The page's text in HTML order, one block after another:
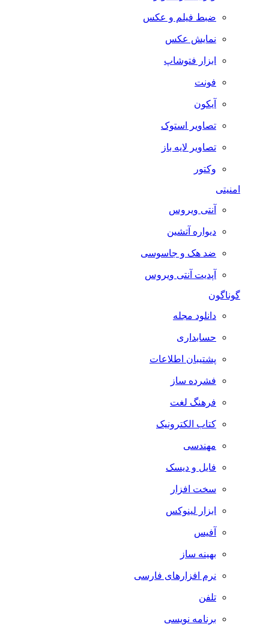
ضبط فيلم و عكس
نمایش عکس
ابزار فتوشاپ
فونت
آیکون
تصاویر استوک
تصاویر لایه باز
وکتور
امنیتی
آنتی ویروس
دیواره آتشین
ضد هک و جاسوسی
آپدیت آنتی ویروس
گوناگون
دانلود مجله
حسابداری
پشتیبان اطلاعات
فشرده ساز
فرهنگ لغت
کتاب الکترونیک
مهندسی
فایل و دیسک
سخت افزار
ابزار لینوکس
آفیس
بهینه ساز
نرم افزارهای فارسی
تلفن
برنامه نویسی